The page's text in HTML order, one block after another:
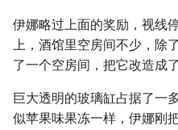
伊娜略过上面的奖励，视线
上，酒馆里空房间不少，除
了一个空房间，把它改造成
巨大透明的玻璃缸占据了一
似苹果味果冻一样，伊娜刚